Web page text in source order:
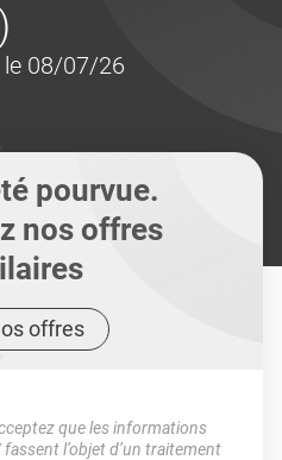
le 08/07/26
pourvue.
nos offres
offres
que les informations
l’objet d’un traitement